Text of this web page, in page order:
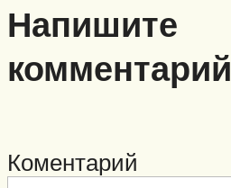
Напишите
комментарий
Коментарий